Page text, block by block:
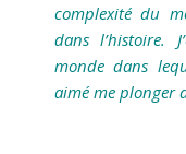
complexité du
dans l’histoire.
monde dans
aimé me plonger